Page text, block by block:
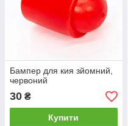
Бампер для кия зйомний,
червоний
30 ₴
Купити